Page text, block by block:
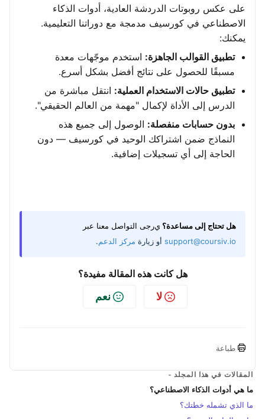
على عكس روبوتات الدردشة العادية، أدوات الذكاء
الاصطناعي في كورسيف مدمجة مع دوراتنا التعليمية.
يمكنك:
تطبيق القوالب الجاهزة: استخدم موجّهات معدة
مسبقًا للحصول على نتائج أفضل بشكل أسرع.
تطبيق حالات الاستخدام العملية: انتقل مباشرة من
الدرس إلى الأداة لإكمال "مهمة من العالم الحقيقي".
بدون حسابات منفصلة: الوصول إلى جميع هذه
النماذج ضمن اشتراكك الوحيد في كورسيف — دون
الحاجة إلى أي تسجيلات إضافية.
هل تحتاج إلى مساعدة؟ يرجى التواصل معنا عبر
support@coursiv.io أو زيارة مركز الدعم.
هل كانت هذه المقالة مفيدة؟
لا نعم
طباعة
المقالات في هذا المجلد -
ما هي أدوات الذكاء الاصطناعي؟
ما الذي تشمله خطتك؟